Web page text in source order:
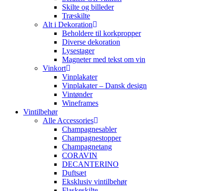
Skilte og billeder
Træskilte
Alt i Dekoration
Beholdere til korkpropper
Diverse dekoration
Lysestager
Magneter med tekst om vin
Vinkort
Vinplakater
Vinplakater – Dansk design
Vintønder
Wineframes
Vintilbehør
Alle Accessories
Champagnesabler
Champagnestopper
Champagnetang
CORAVIN
DECANTERINO
Duftsæt
Eksklusiv vintilbehør